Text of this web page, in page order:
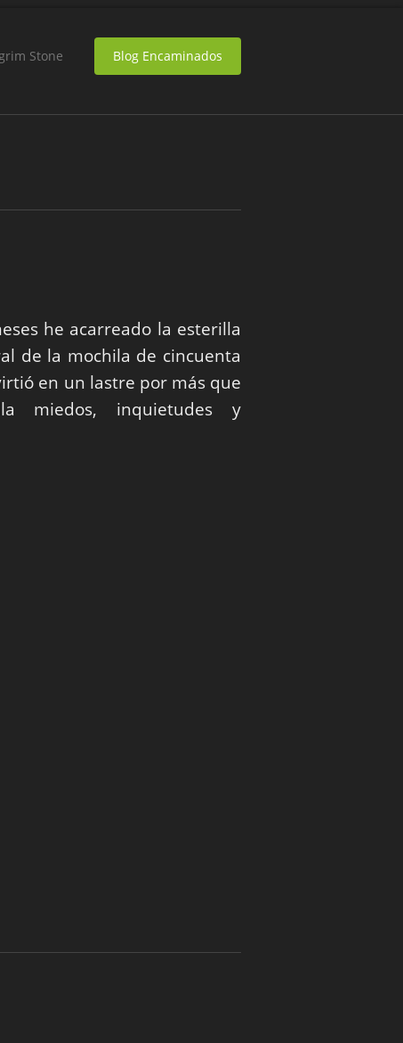
Stone Blog Encaminados
he acarreado la esterilla
de la mochila de cincuenta
en un lastre por más que
miedos, inquietudes y